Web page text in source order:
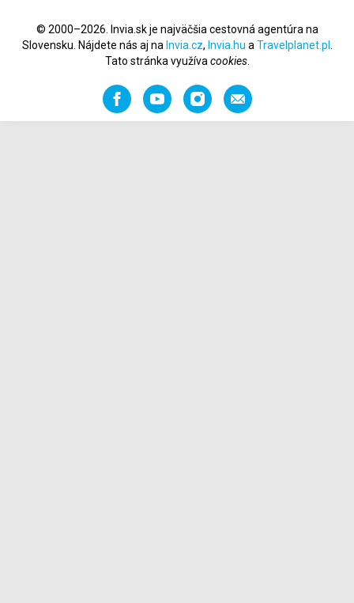
© 2000–2026. Invia.sk je najväčšia cestovná agentúra na
Slovensku. Nájdete nás aj na Invia.cz, Invia.hu a Travelplanet.pl
Tato stránka využíva cookies.
FacebookYouTubeInstagramOdporučiť